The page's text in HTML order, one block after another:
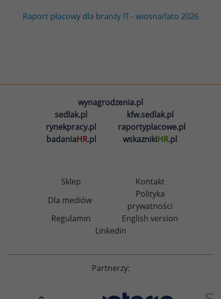
Raport płacowy dla branży IT - wiosna/lato 2026
wynagrodzenia.pl
sedlak.pl
kfw.sedlak.pl
rynekpracy.pl
raportyplacowe.pl
badaniaHR.pl wskaznikiHR.pl
Sklep
Kontakt
Dla mediów
Polityka
prywatności
Regulamin
English version
Linkedin
Partnerzy: